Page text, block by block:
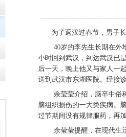
为了返汉过春节，男子
40岁的李先生长期在外
小时回到武汉，到达武汉已
后一天，晚上他又与家人一
送到武汉市东湖医院。经接
余莹莹介绍，脑卒中俗
脑组织损伤的一大类疾病。
过节期间没有规律服药，再
余莹莹提醒，在现代生